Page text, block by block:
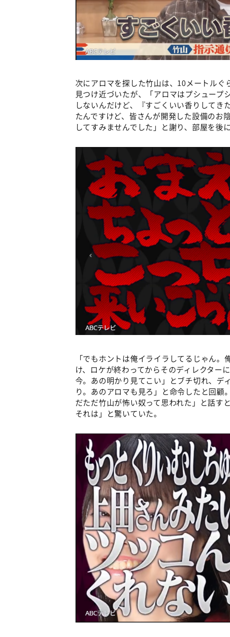
次にアロマを探した竹山は、10メートル
見つけ近づいたが、「アロマはプシュー
しないんだけど、『すごくいい香りしてき
たんですけど、皆さんが開発した設備のお
してすみませんでした」と謝り、部屋を後
「でもホントは俺イライラしてるじゃん
け、ロケが終わってからそのディレクター
今。あの明かり見てこい」とブチ切れ、デ
り。あのアロマも見ろ」と命令したと回
だただ竹山が怖い奴って思われた」と話す
それは」と驚いていた。